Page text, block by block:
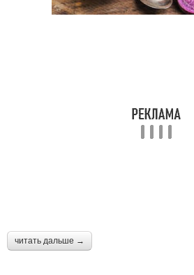
читать дальше →